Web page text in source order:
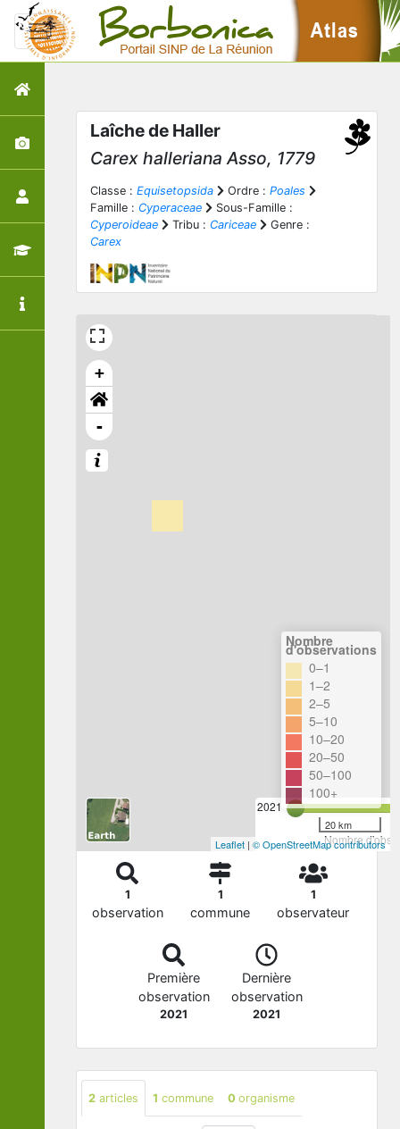
Laîche de Haller
Carex halleriana Asso, 1779
Classe : Equisetopsida Ordre : Poales
Famille : Cyperaceae
Sous-Famille :
Cyperoideae
Tribu : Cariceae
Genre :
Carex
+
-
2021
Nombre
Nombre
d'observations
0–1
1–2
2–5
5–10
10–20
20–50
50–100
100+
20 km
Leaflet | © OpenStreetMap contributors
1
observation
1
commune
1
observateur
Première
observation
2021
Dernière
observation
2021
2 articles 1 commune 0 organisme